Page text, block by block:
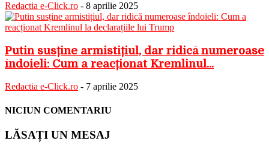
Redactia e-Click.ro - 8 aprilie 2025
Putin susține armistițiul, dar ridică numeroase
îndoieli: Cum a reacționat Kremlinul...
Redactia e-Click.ro - 7 aprilie 2025
NICIUN COMENTARIU
LĂSAȚI UN MESAJ